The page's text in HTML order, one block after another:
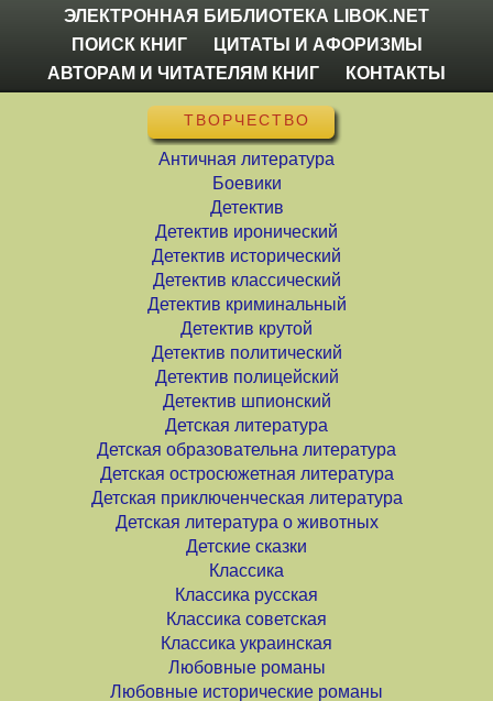
ЭЛЕКТРОННАЯ БИБЛИОТЕКА LIBOK.NET
ПОИСК КНИГ
ЦИТАТЫ И АФОРИЗМЫ
АВТОРАМ И ЧИТАТЕЛЯМ КНИГ
КОНТАКТЫ
ТВОРЧЕСТВО
Античная литература
Боевики
Детектив
Детектив иронический
Детектив исторический
Детектив классический
Детектив криминальный
Детектив крутой
Детектив политический
Детектив полицейский
Детектив шпионский
Детская литература
Детская образовательна литература
Детская остросюжетная литература
Детская приключенческая литература
Детская литература о животных
Детские сказки
Классика
Классика русская
Классика советская
Классика украинская
Любовные романы
Любовные исторические романы